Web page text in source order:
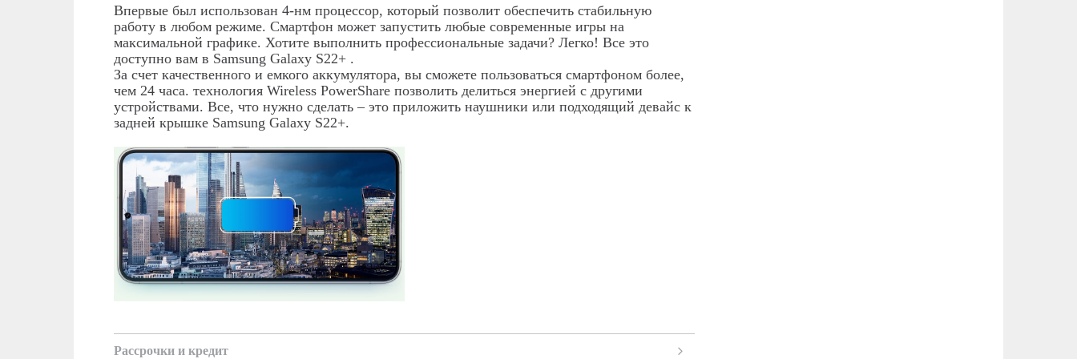
Впервые был использован 4-нм процессор, который позволит обеспечить стабильную
работу в любом режиме. Смартфон может запустить любые современные игры на
максимальной графике. Хотите выполнить профессиональные задачи? Легко! Все это
доступно вам в Samsung Galaxy S22+ .
За счет качественного и емкого аккумулятора, вы сможете пользоваться смартфоном более,
чем 24 часа. технологияWireless PowerShare позволить делиться энергией с другими
устройствами. Все, что нужно сделать – это приложить наушники или подходящий девайс к
задней крышке Samsung Galaxy S22+.
Рассрочки и кредит